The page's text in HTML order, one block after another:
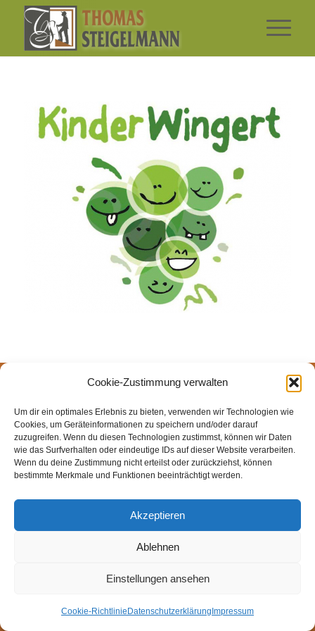
Cookie-Zustimmung verwalten
Um dir ein optimales Erlebnis zu bieten, verwenden wir Technologien wie
Cookies, um Geräteinformationen zu speichern und/oder darauf
zuzugreifen. Wenn du diesen Technologien zustimmst, können wir Daten
wie das Surfverhalten oder eindeutige IDs auf dieser Website verarbeiten.
Wenn du deine Zustimmung nicht erteilst oder zurückziehst, können
bestimmte Merkmale und Funktionen beeinträchtigt werden.
Akzeptieren
Ablehnen
Einstellungen ansehen
Cookie-Richtlinie Datenschutzerklärung Impressum
© Weingut Thomas Steigelmann
TAGEBUCH KONTAKT Impressum Datenschutz
Cookie-Richtlinie (EU)